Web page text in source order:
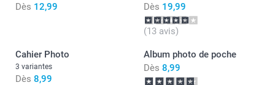
Dès 12,99 Dès 19,99
(13 avis)
Cahier Photo
3 variantes
Dès 8,99
Album photo de poche
Dès 8,99